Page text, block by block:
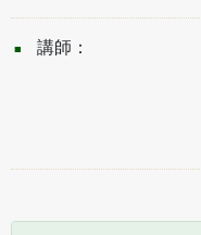
講師：